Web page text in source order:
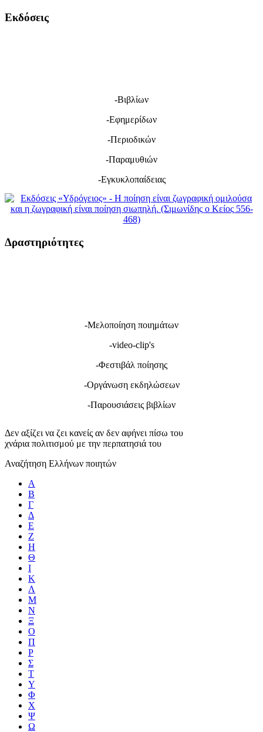
Εκδόσεις
-Βιβλίων
-Εφημερίδων
-Περιοδικών
-Παραμυθιών
-Εγκυκλοπαίδειας
Δραστηριότητες
-Μελοποίηση ποιημάτων
-video-clip's
-Φεστιβάλ ποίησης
-Οργάνωση εκδηλώσεων
-Παρουσιάσεις βιβλίων
Δεν αξίζει να ζει κανείς αν δεν αφήνει πίσω του
χνάρια πολιτισμού με την περπατησιά του
Αναζήτηση Ελλήνων ποιητών
Α
Β
Γ
Δ
Ε
Ζ
Η
Θ
Ι
Κ
Λ
Μ
Ν
Ξ
Ο
Π
Ρ
Σ
Τ
Υ
Φ
Χ
Ψ
Ω